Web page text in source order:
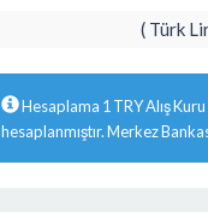
( Türk
Hesaplama 1 TRY Alış
hesaplanmıştır. Merkez